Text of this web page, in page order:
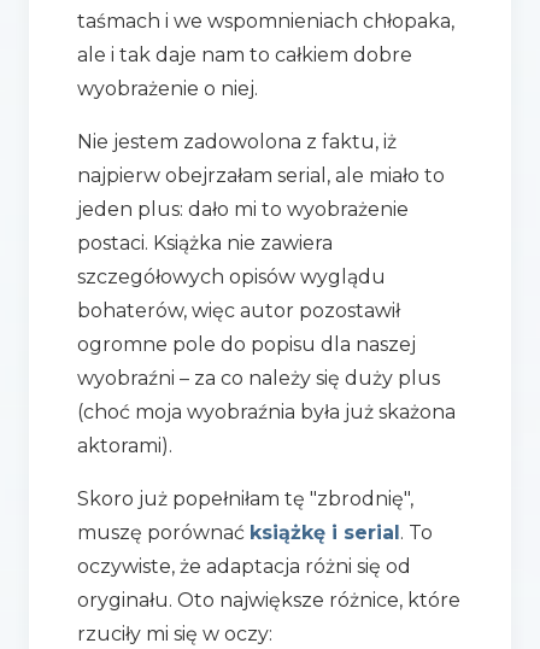
taśmach i we wspomnieniach chłopaka,
ale i tak daje nam to całkiem dobre
wyobrażenie o niej.
Nie jestem zadowolona z faktu, iż
najpierw obejrzałam serial, ale miało to
jeden plus: dało mi to wyobrażenie
postaci. Książka nie zawiera
szczegółowych opisów wyglądu
bohaterów, więc autor pozostawił
ogromne pole do popisu dla naszej
wyobraźni – za co należy się duży plus
(choć moja wyobraźnia była już skażona
aktorami).
Skoro już popełniłam tę "zbrodnię",
muszę porównać książkę i serial. To
oczywiste, że adaptacja różni się od
oryginału. Oto największe różnice, które
rzuciły mi się w oczy: